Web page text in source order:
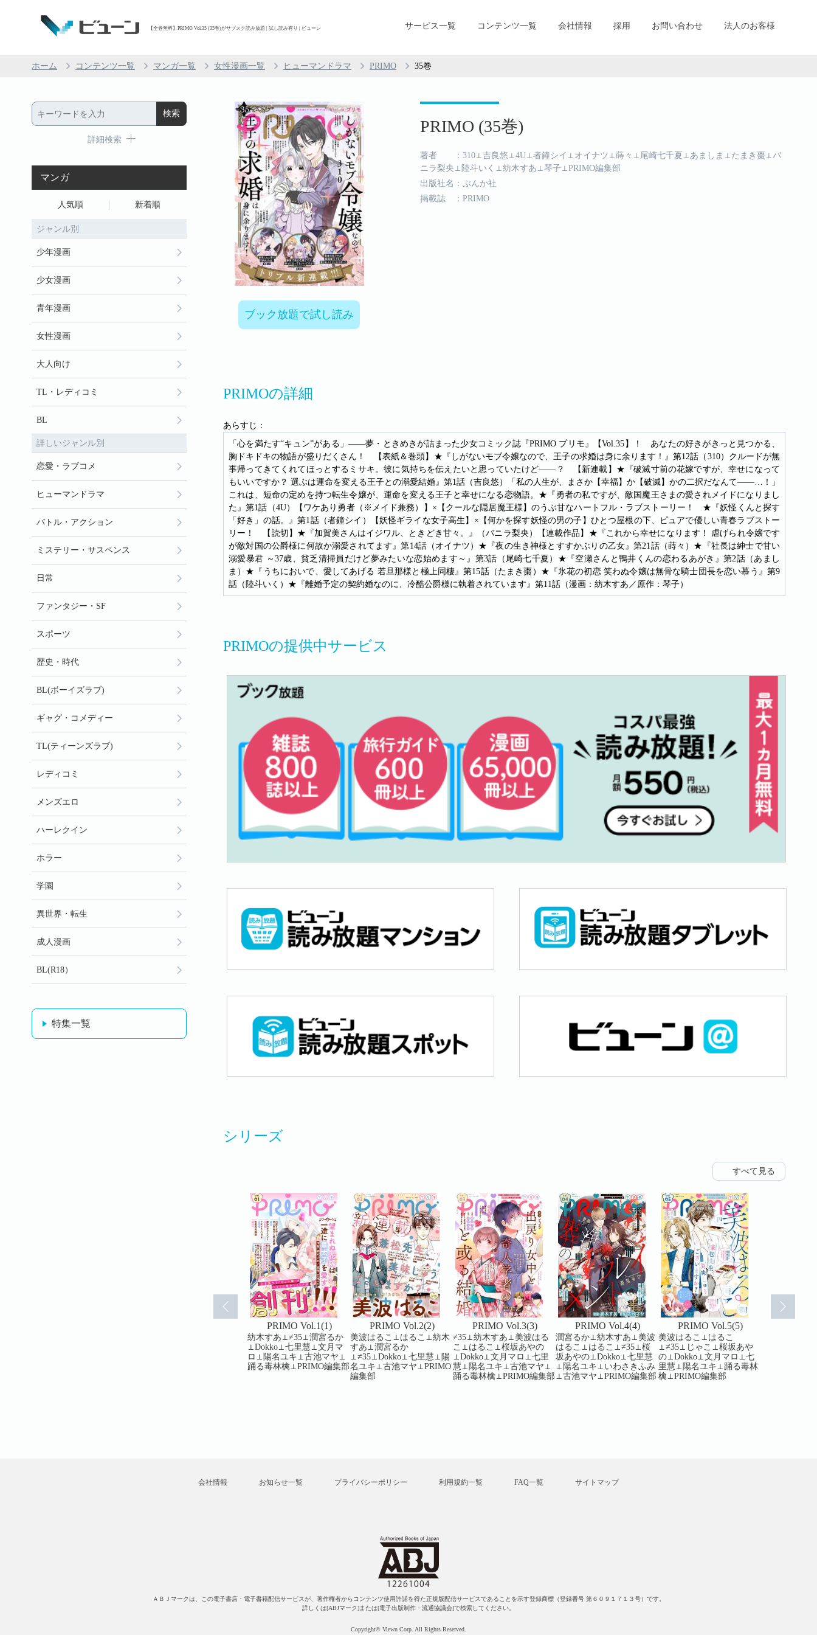
【全巻無料】PRIMO Vol.35 (35巻)がサブスク読み放題 | 試し読み有り | ビューン サービス一覧 コンテンツ一覧 会社情報 採用 お問い合わせ 法人のお客様
ホーム コンテンツ一覧 マンガ一覧 女性漫画一覧 ヒューマンドラマ PRIMO 35巻
ブック放題で試し読み
PRIMO (35巻)
著者 ：310⊥吉良悠⊥4U⊥者鐘シイ⊥オイナツ⊥蒔々⊥尾崎七千夏⊥あましま⊥たまき棗⊥バ
ニラ梨央⊥陸斗いく⊥紡木すあ⊥琴子⊥PRIMO編集部
出版社名：ぶんか社
掲載誌 ：PRIMO
PRIMOの詳細
あらすじ：
「心を満たす“キュン”がある」――夢・ときめきが詰まった少女コミック誌『PRIMO プリモ』【Vol.35】！ あなたの好きがきっと見つかる、
胸ドキドキの物語が盛りだくさん！ 【表紙＆巻頭】★『しがないモブ令嬢なので、王子の求婚は身に余ります！』第12話（310）クルードが無
事帰ってきてくれてほっとするミサキ。彼に気持ちを伝えたいと思っていたけど――？ 【新連載】★『破滅寸前の花嫁ですが、幸せになって
もいいですか？ 選ぶは運命を変える王子との溺愛結婚』第1話（吉良悠）「私の人生が、まさか【幸福】か【破滅】かの二択だなんて――…！」
これは、短命の定めを持つ転生令嬢が、運命を変える王子と幸せになる恋物語。★『勇者の私ですが、敵国魔王さまの愛されメイドになりまし
た』第1話（4U）【ワケあり勇者（※メイド兼務）】×【クールな隠居魔王様】のうぶ甘なハートフル・ラブストーリー！ ★『妖怪くんと探す
「好き」の話。』第1話（者鐘シイ）【妖怪ギライな女子高生】×【何かを探す妖怪の男の子】ひとつ屋根の下、ピュアで優しい青春ラブストー
リー！ 【読切】★『加賀美さんはイジワル、ときどき甘々。』（バニラ梨央）【連載作品】★『これから幸せになります！ 虐げられ令嬢です
が敵対国の公爵様に何故か溺愛されてます』第14話（オイナツ）★『夜の生き神様とすすかぶりの乙女』第21話（蒔々）★『社長は紳士で甘い
溺愛暴君 ～37歳、貧乏清掃員だけど夢みたいな恋始めます～』第3話（尾崎七千夏）★『空瀬さんと鴨井くんの恋わるあがき』第2話（あまし
ま）★『うちにおいで、愛してあげる 若旦那様と極上同棲』第15話（たまき棗）★『氷花の初恋 笑わぬ令嬢は無骨な騎士団長を恋い慕う』第9
話（陸斗いく）★『離婚予定の契約婚なのに、冷酷公爵様に執着されています』第11話（漫画：紡木すあ／原作：琴子）
PRIMOの提供中サービス
シリーズ
すべて見る
PRIMO Vol.1(1)
紡木すあ⊥≠35⊥潤宮るか
⊥Dokko⊥七里慧⊥文月マ
ロ⊥陽名ユキ⊥古池マヤ⊥
踊る毒林檎⊥PRIMO編集部
PRIMO Vol.2(2)
美波はるこ⊥はるこ⊥紡木
すあ⊥潤宮るか
⊥≠35⊥Dokko⊥七里慧⊥陽
名ユキ⊥古池マヤ⊥PRIMO
編集部
PRIMO Vol.3(3)
≠35⊥紡木すあ⊥美波はる
こ⊥はるこ⊥桜坂あやの
⊥Dokko⊥文月マロ⊥七里
慧⊥陽名ユキ⊥古池マヤ⊥
踊る毒林檎⊥PRIMO編集部
PRIMO Vol.4(4)
潤宮るか⊥紡木すあ⊥美波
はるこ⊥はるこ⊥≠35⊥桜
坂あやの⊥Dokko⊥七里慧
⊥陽名ユキ⊥いわさきふみ
⊥古池マヤ⊥PRIMO編集部
PRIMO Vol.5(5)
美波はるこ⊥はるこ
⊥≠35⊥じゃこ⊥桜坂あや
の⊥Dokko⊥文月マロ⊥七
里慧⊥陽名ユキ⊥踊る毒林
檎⊥PRIMO編集部
詳細検索
マンガ
人気順 新着順
ジャンル別
少年漫画
少女漫画
青年漫画
女性漫画
大人向け
TL・レディコミ
BL
詳しいジャンル別
恋愛・ラブコメ
ヒューマンドラマ
バトル・アクション
ミステリー・サスペンス
日常
ファンタジー・SF
スポーツ
歴史・時代
BL(ボーイズラブ)
ギャグ・コメディー
TL(ティーンズラブ)
レディコミ
メンズエロ
ハーレクイン
ホラー
学園
異世界・転生
成人漫画
BL(R18）
特集一覧
会社情報 お知らせ一覧 プライバシーポリシー 利用規約一覧 FAQ一覧 サイトマップ
ＡＢＪマークは、この電子書店・電子書籍配信サービスが、著作権者からコンテンツ使用許諾を得た正規版配信サービスであることを示す登録商標（登録番号 第６０９１７１３号）です。
詳しくは[ABJマーク]または[電子出版制作・流通協議会]で検索してください。
Copyright© Viewn Corp. All Rights Reserved.